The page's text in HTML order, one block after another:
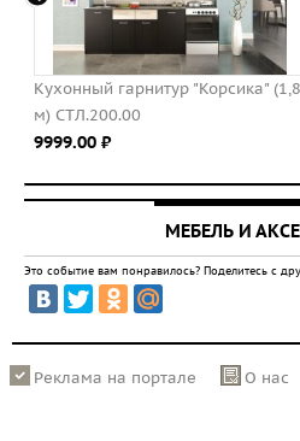
гарнитур "Корсика" (1,8
СТЛ.200.00
⃏
МЕБЕЛЬ И
Это событие вам понравилось? Поделитесь с
Реклама на портале О нас